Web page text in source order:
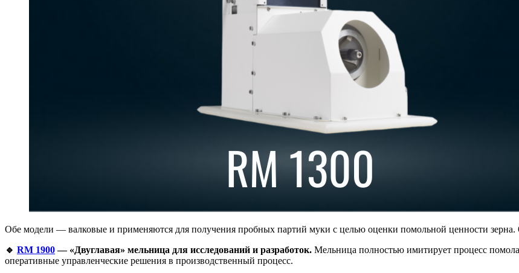
Обе модели — валковые и применяются для получения пробных партий муки с целью оценки помольной ценности зерна.
🔹 RM 1900— «Двуглавая» мельница для исследований и разработок. Мельница полностью имитирует процесс
оперативные управленческие решения в производственный процесс.